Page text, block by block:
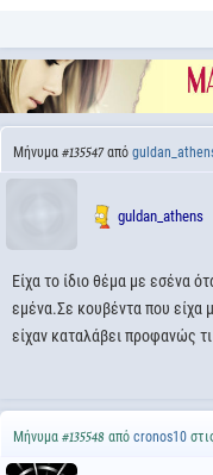
Μήνυμα #135547από
guldan_athens
Είχα το ίδιο θέμα με εσένα
εμένα.Σε κουβέντα που είχα
είχαν καταλάβει προφανώς
Μήνυμα #135548 από cronos10